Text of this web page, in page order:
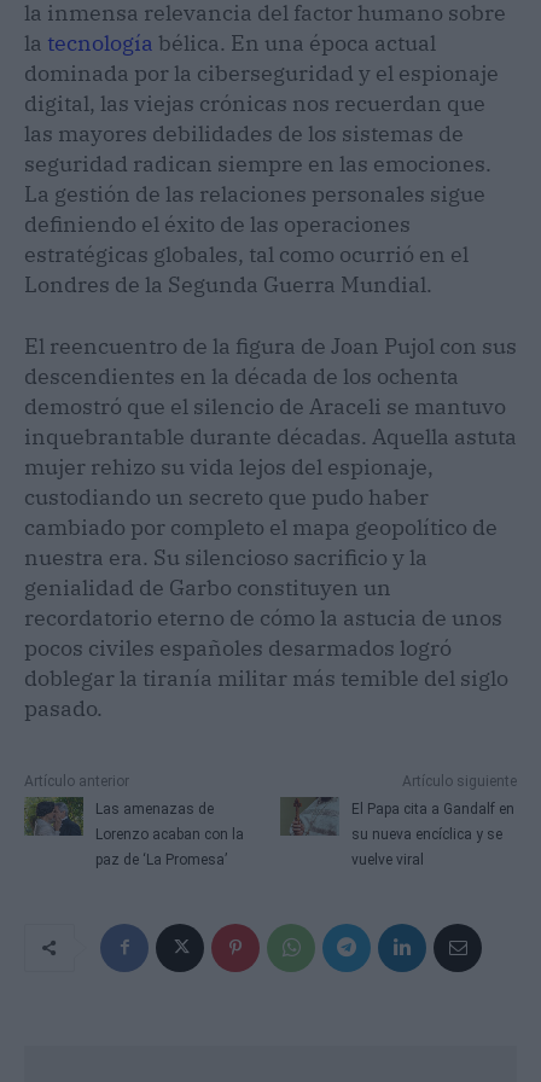
la inmensa relevancia del factor humano sobre
la tecnología bélica. En una época actual
dominada por la ciberseguridad y el espionaje
digital, las viejas crónicas nos recuerdan que
las mayores debilidades de los sistemas de
seguridad radican siempre en las emociones.
La gestión de las relaciones personales sigue
definiendo el éxito de las operaciones
estratégicas globales, tal como ocurrió en el
Londres de la Segunda Guerra Mundial.
El reencuentro de la figura de Joan Pujol con sus
descendientes en la década de los ochenta
demostró que el silencio de Araceli se mantuvo
inquebrantable durante décadas. Aquella astuta
mujer rehizo su vida lejos del espionaje,
custodiando un secreto que pudo haber
cambiado por completo el mapa geopolítico de
nuestra era. Su silencioso sacrificio y la
genialidad de Garbo constituyen un
recordatorio eterno de cómo la astucia de unos
pocos civiles españoles desarmados logró
doblegar la tiranía militar más temible del siglo
pasado.
Artículo anterior
Las amenazas de
Lorenzo acaban con la
paz de ‘La Promesa’
Artículo siguiente
El Papa cita a Gandalf en
su nueva encíclica y se
vuelve viral